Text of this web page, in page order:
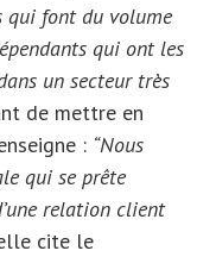
qui font du volume
qui ont les
un secteur très
de mettre en
: “Nous
qui se prête
relation client
cite le